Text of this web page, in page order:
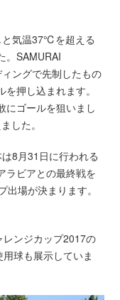
と気温37℃を超える
。SAMURAI
ングで先制したもの
押し込まれます。
にゴールを狙いまし
した。
8月31日に行われる
ラビアとの最終戦を
場が決まります。
ンジカップ2017の
球も展示していま